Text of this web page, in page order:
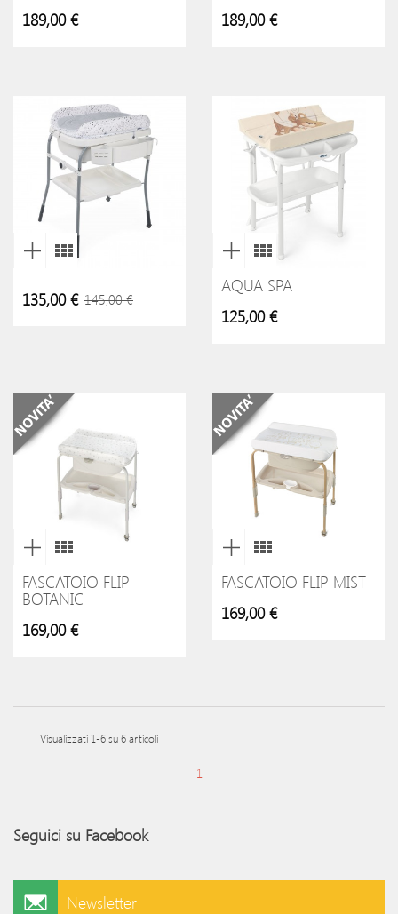
189,00 €
189,00 €
145,00 €
135,00 €
AQUA SPA
125,00 €
FASCATOIO FLIP
BOTANIC
169,00 €
FASCATOIO FLIP MIST
169,00 €
Visualizzati 1-6 su 6 articoli
1
Seguici su Facebook
Newsletter